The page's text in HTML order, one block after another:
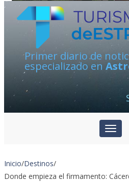
Primer diario de
especializado en
Inicio/Destinos/
Donde empieza el firmamento: